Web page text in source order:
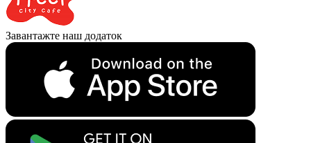
Завантажте наш додаток